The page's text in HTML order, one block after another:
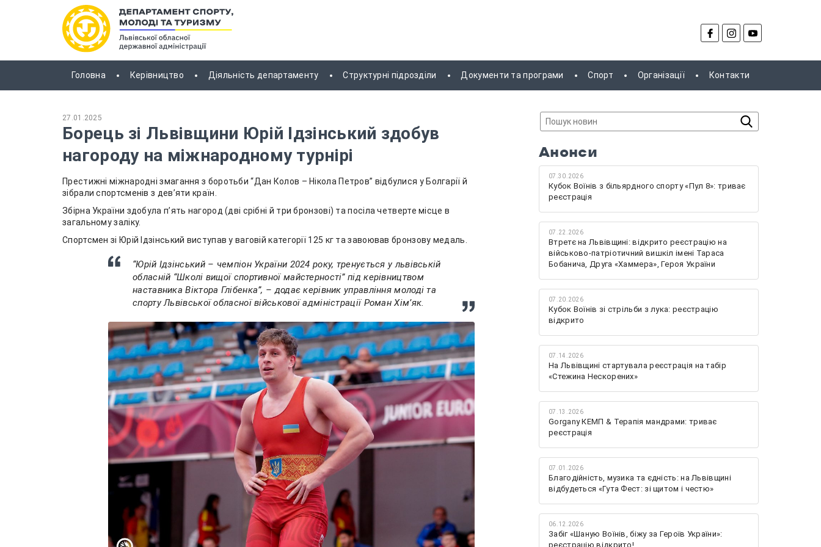
Головна Керівництво Діяльність департаменту Структурні підрозділи Документи та програми Спорт Організації Контакти
27.01.2025
Борець зі Львівщини Юрій Ідзінський здобув
нагороду на міжнародному турнірі
Престижні міжнародні змагання з боротьби “Дан Колов – Нікола Петров” відбулися у Болгарії й
зібрали спортсменів з девʼяти країн.
Збірна України здобула пʼять нагород (дві срібні й три бронзові) та посіла четверте місце в
загальному заліку.
Спортсмен зі Юрій Ідзінський виступав у ваговій категорії 125 кг та завоював бронзову медаль.
“Юрій Ідзінський – чемпіон України 2024 року, тренується у львівській
обласній “Школі вищої спортивної майстерності” під керівництвом
наставника Віктора Глібенка”, – додає керівник управління молоді та
спорту Львівської обласної військової адміністрації Роман Хімʼяк.
Анонси
07.30.2026
Кубок Воїнів з більярдного спорту «Пул 8»: триває
реєстрація
07.22.2026
Втретє на Львівщині: відкрито реєстрацію на
військово-патріотичний вишкіл імені Тараса
Бобанича, Друга «Хаммера», Героя України
07.20.2026
Кубок Воїнів зі стрільби з лука: реєстрацію
відкрито
07.14.2026
На Львівщині стартувала реєстрація на табір
«Стежина Нескорених»
07.13.2026
Gorgany КЕМП & Терапія мандрами: триває
реєстрація
07.01.2026
Благодійність, музика та єдність: на Львівщині
відбудеться «Гута Фест: зі щитом і честю»
06.12.2026
Забіг «Шаную Воїнів, біжу за Героїв України»:
реєстрацію відкрито!